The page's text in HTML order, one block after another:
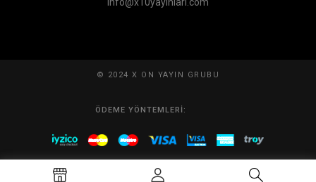
info@x10yayinlari.com
© 2024 X ON YAYIN GRUBU
ÖDEME YÖNTEMLERI: